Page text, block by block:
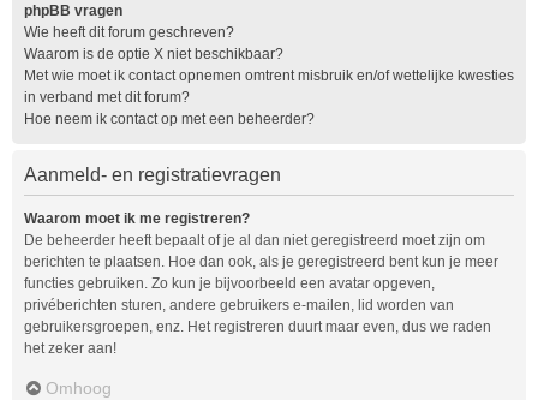
phpBB vragen
Wie heeft dit forum geschreven?
Waarom is de optie X niet beschikbaar?
Met wie moet ik contact opnemen omtrent misbruik en/of wettelijke kwesties
in verband met dit forum?
Hoe neem ik contact op met een beheerder?
Aanmeld- en registratievragen
Waarom moet ik me registreren?
De beheerder heeft bepaalt of je al dan niet geregistreerd moet zijn om
berichten te plaatsen. Hoe dan ook, als je geregistreerd bent kun je meer
functies gebruiken. Zo kun je bijvoorbeeld een avatar opgeven,
privéberichten sturen, andere gebruikers e-mailen, lid worden van
gebruikersgroepen, enz. Het registreren duurt maar even, dus we raden
het zeker aan!
Omhoog